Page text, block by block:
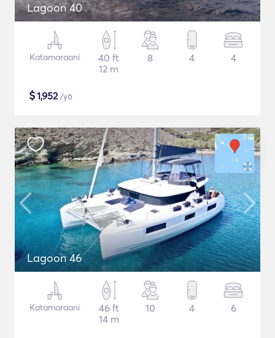
Lagoon 40
Katamaraani
40 ft
12 m
8 4 4
$1,952/yö
Lagoon 46
Katamaraani
46 ft
14 m
10 4 6